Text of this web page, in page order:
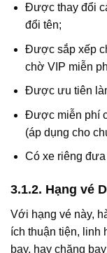
Được thay đổi
đổi tên;
Được sắp xếp
chờ VIP miễn
Được ưu tiên
Được miễn phí
(áp dụng cho
Có xe riêng
3.1.2. Hạng vé
Với hạng vé này,
ích thuận tiện, linh
bay, hay chặng